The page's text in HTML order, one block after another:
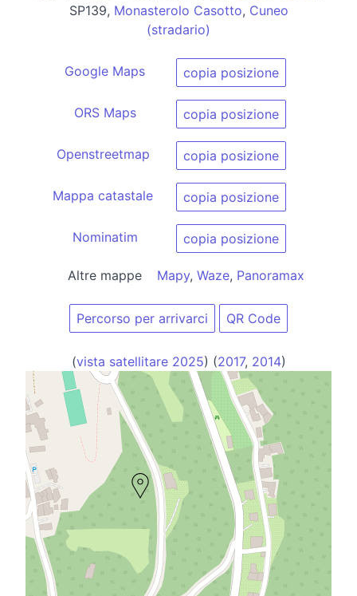
SP139, Monasterolo Casotto, Cuneo
(stradario)
Google Maps copia posizione
ORS Maps copia posizione
Openstreetmap copia posizione
Mappa catastale copia posizione
Nominatim copia posizione
Altre mappe Mapy, Waze, Panoramax
Percorso per arrivarci QR Code
(vista satellitare 2025) (2017, 2014)